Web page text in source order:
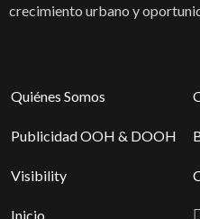
crecimiento urbano y
Quiénes Somos
Publicidad OOH & DOOH
Visibility
Inicio